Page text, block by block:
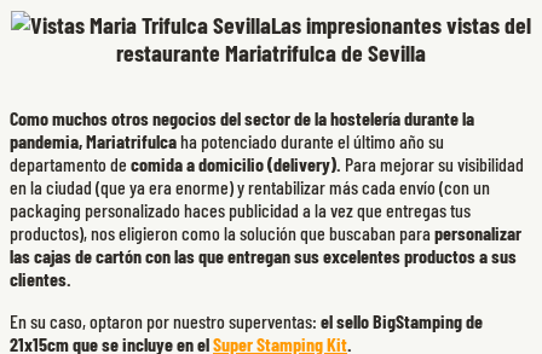
Las impresionantes vistas del
restaurante Mariatrifulca de Sevilla
Como muchos otros negocios del sector de la hostelería durante la
pandemia, Mariatrifulcaha potenciado durante el último año su
departamento de comida a domicilio (delivery). Para mejorar su visibilidad
en la ciudad (que ya era enorme) y rentabilizar más cada envío (con un
packaging personalizado haces publicidad a la vez que entregas tus
productos), nos eligieron como la solución que buscaban parapersonalizar
las cajas de cartón con las que entregan sus excelentes productos a sus
clientes.
En su caso, optaron por nuestro superventas: el sello BigStamping de
21x15cm que se incluye en elSuper Stamping Kit.